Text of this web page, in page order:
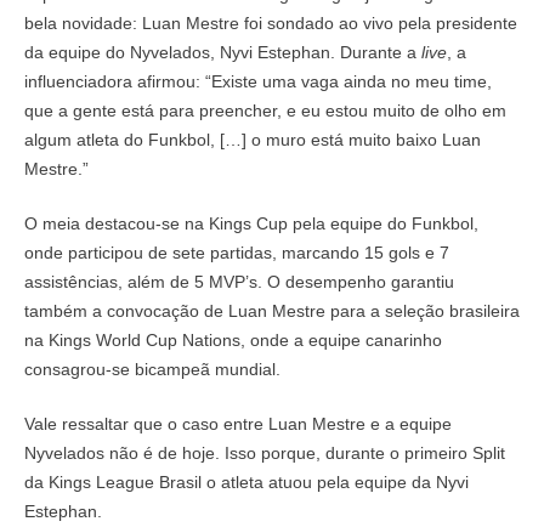
bela novidade: Luan Mestre foi sondado ao vivo pela presidente
da equipe do Nyvelados, Nyvi Estephan. Durante a live , a
influenciadora afirmou: “Existe uma vaga ainda no meu time,
que a gente está para preencher, e eu estou muito de olho em
algum atleta do Funkbol, […] o muro está muito baixo Luan
Mestre.”
O meia destacou-se na Kings Cup pela equipe do Funkbol,
onde participou de sete partidas, marcando 15 gols e 7
assistências, além de 5 MVP’s. O desempenho garantiu
também a convocação de Luan Mestre para a seleção brasileira
na Kings World Cup Nations, onde a equipe canarinho
consagrou-se bicampeã mundial.
Vale ressaltar que o caso entre Luan Mestre e a equipe
Nyvelados não é de hoje. Isso porque, durante o primeiro Split
da Kings League Brasil o atleta atuou pela equipe da Nyvi
Estephan.